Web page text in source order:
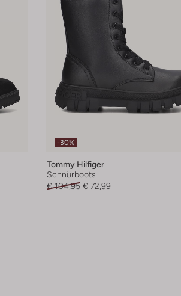
-30%
Tommy Hilfiger
Schnürboots
€ 104,95 € 72,99